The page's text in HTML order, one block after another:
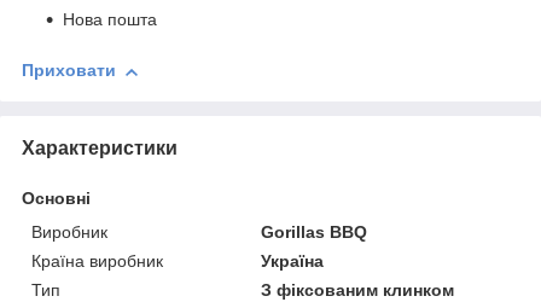
Нова пошта
Приховати
Характеристики
Основні
Виробник
Gorillas BBQ
Країна виробник
Україна
Тип
З фіксованим клинком